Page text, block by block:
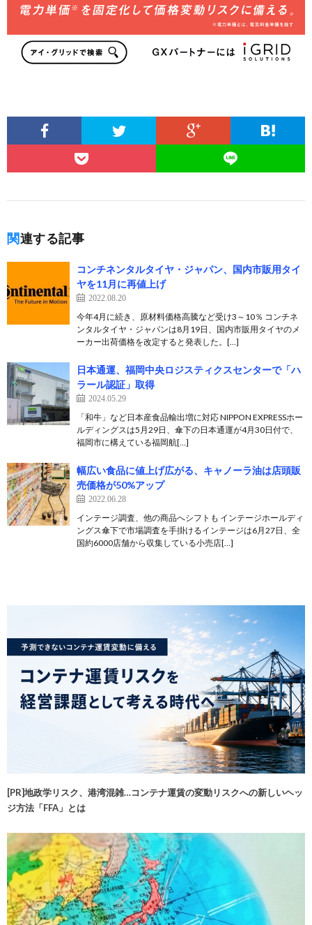
関連する記事
コンチネンタルタイヤ・ジャパン、国内市販用タイ
ヤを11月に再値上げ
2022.08.20
今年4月に続き、原材料価格高騰など受け3～10％ コンチネ
ンタルタイヤ・ジャパンは8月19日、国内市販用タイヤのメ
ーカー出荷価格を改定すると発表した。[…]
日本通運、福岡中央ロジスティクスセンターで「ハ
ラール認証」取得
2024.05.29
「和牛」など日本産食品輸出増に対応 NIPPON EXPRESSホー
ルディングスは5月29日、傘下の日本通運が4月30日付で、
福岡市に構えている福岡航[…]
幅広い食品に値上げ広がる、キャノーラ油は店頭販
売価格が50%アップ
2022.06.28
インテージ調査、他の商品へシフトも インテージホールディ
ングス傘下で市場調査を手掛けるインテージは6月27日、全
国約6000店舗から収集している小売店[…]
[PR]地政学リスク、港湾混雑…コンテナ運賃の変動リスクへの新しいヘッ
ジ方法「FFA」とは